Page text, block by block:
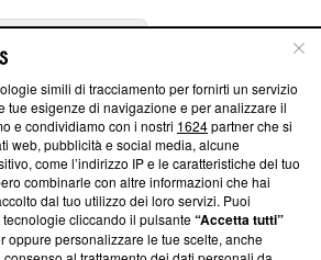
trasparenti su Blasting
editoriali e su come ci impegniamo a
Inoltre, afferma la nostra aderenza a
Integrity’Blasting News non è
ma ha richiesto di farne
ha ancora effettuato una verifica di
simili di tracciamento per fornirti un servizio
tue esigenze di navigazione e per analizzare il
e condividiamo con i nostri 1624partner che si
web, pubblicità e social media, alcune
come l’indirizzo IP e le caratteristiche del tuo
combinarle con altre informazioni che hai
dal tuo utilizzo dei loro servizi. Puoi
cliccando il pulsante“Accetta tutti”
oppure personalizzare le tue scelte, anche